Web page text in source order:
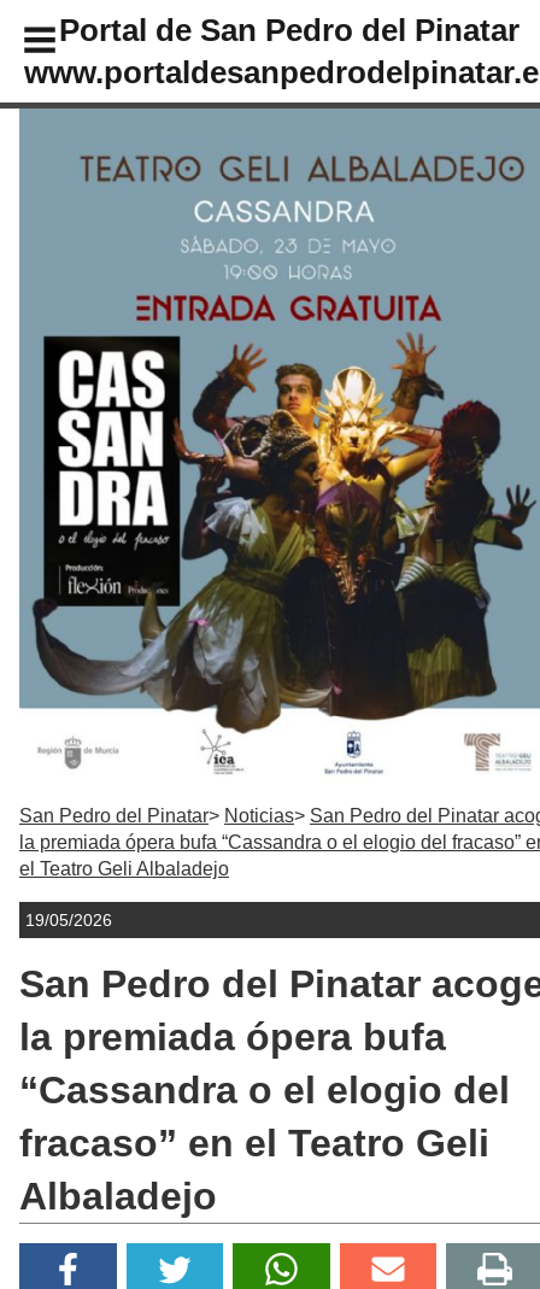
Portal de San Pedro del Pinatar
San Pedro del Pinatar Noticias
San Pedro del Pinatar
la premiada ópera bufa “Cassandra o el elogio del fracaso”
el Teatro Geli Albaladejo
19/05/2026
San Pedro del Pinatar
la premiada ópera bufa
“Cassandra o el elogio del
fracaso” en el Teatro Geli
Albaladejo